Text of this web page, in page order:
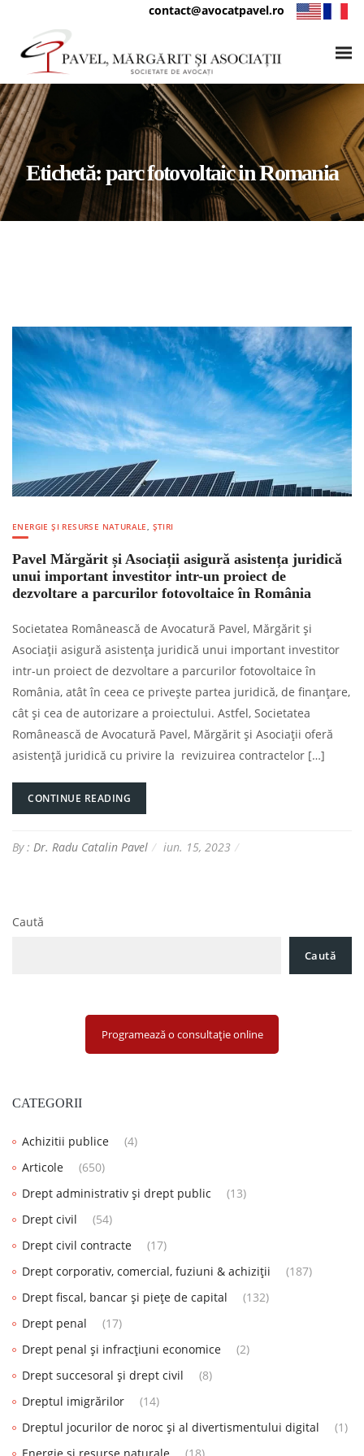
contact@avocatpavel.ro
Etichetă:parc fotovoltaic in Romania
ENERGIE ȘI RESURSE NATURALE, ȘTIRI
Pavel Mărgărit și Asociații asigură asistența juridică
unui important investitor intr-un proiect de
dezvoltare a parcurilor fotovoltaice în România
Societatea Românească de Avocatură Pavel, Mărgărit și
Asociații asigură asistența juridică unui important investitor
intr-un proiect de dezvoltare a parcurilor fotovoltaice în
România, atât în ceea ce privește partea juridică, de finanțare,
cât și cea de autorizare a proiectului. Astfel, Societatea
Românească de Avocatură Pavel, Mărgărit și Asociații oferă
asistență juridică cu privire la revizuirea contractelor […]
CONTINUE READING
By : Dr. Radu Catalin Pavel iun. 15, 2023
Caută
Caută
Programează o consultație online
CATEGORII
Achizitii publice
(4)
Articole
(650)
Drept administrativ și drept public
(13)
Drept civil
(54)
Drept civil contracte
(17)
Drept corporativ, comercial, fuziuni & achiziții
(187)
Drept fiscal, bancar și piețe de capital
(132)
Drept penal
(17)
Drept penal și infracțiuni economice
(2)
Drept succesoral și drept civil
(8)
Dreptul imigrărilor
(14)
Dreptul jocurilor de noroc și al divertismentului digital
(1)
Energie și resurse naturale
(18)